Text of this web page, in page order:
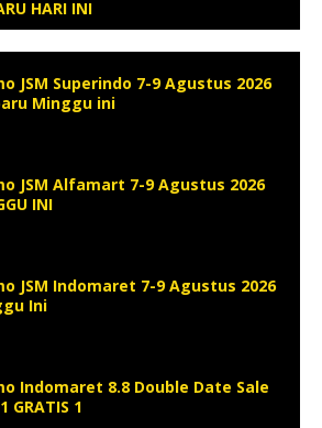
HARI INI
JSM Superindo 7-9 Agustus 2026
Minggu ini
JSM Alfamart 7-9 Agustus 2026
INI
JSM Indomaret 7-9 Agustus 2026
Ini
Indomaret 8.8 Double Date Sale
GRATIS 1